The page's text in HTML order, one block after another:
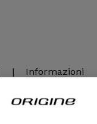
|
Informazioni